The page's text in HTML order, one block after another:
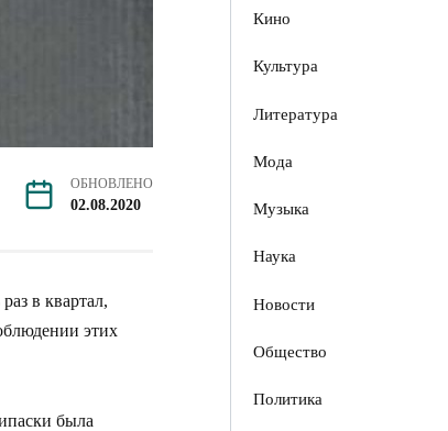
ОБНОВЛЕНО
02.08.2020
в квартал,
этих
была
Кино
Культура
Литература
Мода
Музыка
Наука
Новости
Общество
Политика